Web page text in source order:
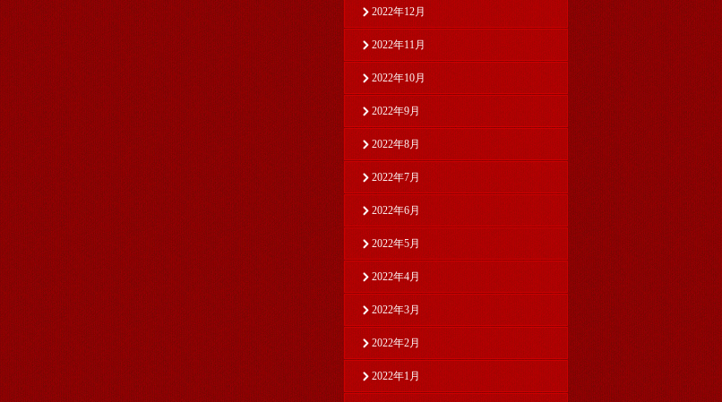
2022年12月
2022年11月
2022年10月
2022年9月
2022年8月
2022年7月
2022年6月
2022年5月
2022年4月
2022年3月
2022年2月
2022年1月